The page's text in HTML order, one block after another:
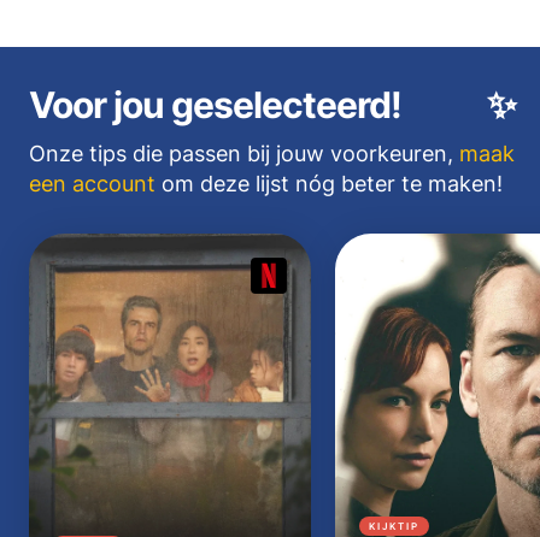
✨
Voor jou geselecteerd!
Onze tips die passen bij jouw voorkeuren, maak
een account om deze lijst nóg beter te maken!
KIJKTIP